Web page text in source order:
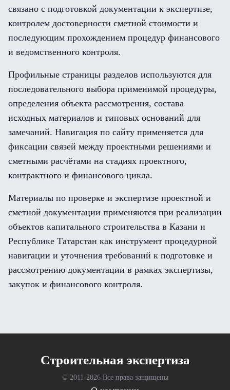
связано с подготовкой документации к экспертизе,
контролем достоверности сметной стоимости и
последующим прохождением процедур финансового
и ведомственного контроля.
Профильные страницы разделов используются для
последовательного выбора применимой процедуры,
определения объекта рассмотрения, состава
исходных материалов и типовых оснований для
замечаний. Навигация по сайту применяется для
фиксации связей между проектными решениями и
сметными расчётами на стадиях проектного,
контрактного и финансового цикла.
Материалы по проверке и экспертизе проектной и
сметной документации применяются при реализации
объектов капитального строительства в Казани и
Республике Татарстан как инструмент процедурной
навигации и уточнения требований к подготовке и
рассмотрению документации в рамках экспертизы,
закупок и финансового контроля.
Cтроительная экспертиза
© 2011-2026 Все права защищены